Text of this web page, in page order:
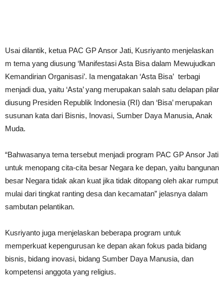
Usai dilantik, ketua PAC GP Ansor Jati, Kusriyanto menjelaskan
m tema yang diusung ‘Manifestasi Asta Bisa dalam Mewujudkan
Kemandirian Organisasi’. Ia mengatakan ‘Asta Bisa’ terbagi
menjadi dua, yaitu ‘Asta’ yang merupakan salah satu delapan pilar
diusung Presiden Republik Indonesia (RI) dan ‘Bisa’ merupakan
susunan kata dari Bisnis, Inovasi, Sumber Daya Manusia, Anak
Muda.
“Bahwasanya tema tersebut menjadi program PAC GP Ansor Jati
untuk menopang cita-cita besar Negara ke depan, yaitu bangunan
besar Negara tidak akan kuat jika tidak ditopang oleh akar rumput
mulai dari tingkat ranting desa dan kecamatan” jelasnya dalam
sambutan pelantikan.
Kusriyanto juga menjelaskan beberapa program untuk
memperkuat kepengurusan ke depan akan fokus pada bidang
bisnis, bidang inovasi, bidang Sumber Daya Manusia, dan
kompetensi anggota yang religius.